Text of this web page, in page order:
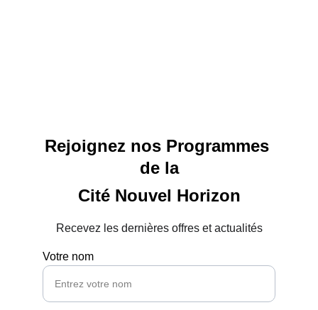
Rejoignez nos Programmes
de la
Cité Nouvel Horizon
Votre nom
Recevez les dernières offres et actualités